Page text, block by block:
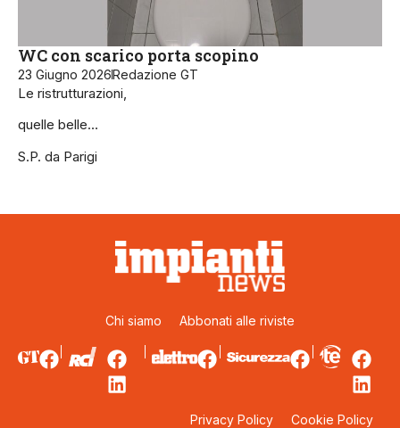
WC con scarico porta scopino
23 Giugno 2026Redazione GT
Le ristrutturazioni,
quelle belle…
S.P. da Parigi
Chi siamo Abbonati alle riviste
Privacy Policy Cookie Policy